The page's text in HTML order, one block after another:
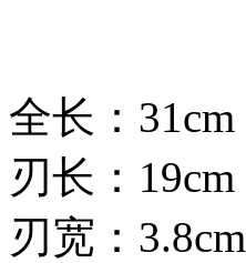
全长：31cm
刃长：19cm
刃宽：3.8cm